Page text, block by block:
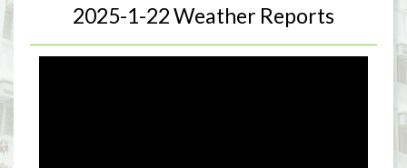
2025-1-22 Weather Reports